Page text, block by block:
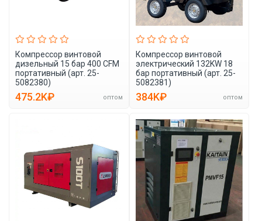
Компрессор винтовой
дизельный 15 бар 400 CFM
портативный (арт. 25-
5082380)
475.2K₽ оптом
Компрессор винтовой
электрический 132KW 18
бар портативный (арт. 25-
5082381)
384K₽ оптом